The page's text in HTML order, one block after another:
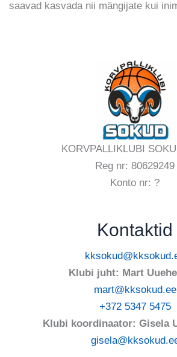
saavad kasvada nii mängijate kui
KORVPALLIKLUBI
Reg nr: 80629249
Konto nr: ?
Kontaktid
Klubi juht: Mart
mart@kksokud.ee
+372 5347 5475
Klubi koordinaator: Gisela